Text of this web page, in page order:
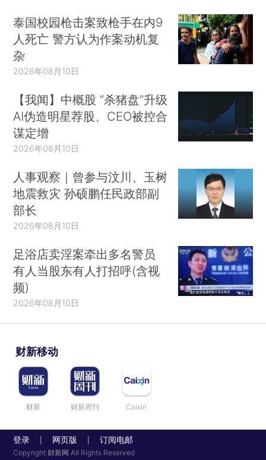
泰国校园枪击案致枪手在内9
人死亡 警方认为作案动机复
杂
2026年08月10日
【我闻】中概股 “杀猪盘”升级
AI伪造明星荐股、CEO被控合
谋定增
2026年08月10日
人事观察｜曾参与汶川、玉树
地震救灾 孙硕鹏任民政部副
部长
2026年08月10日
足浴店卖淫案牵出多名警员
有人当股东有人打招呼(含视
频)
2026年08月10日
财新移动
财新 财新周刊 Caixin
登录 网页版 订阅电邮
Copyright 财新网 All Rights Reserved